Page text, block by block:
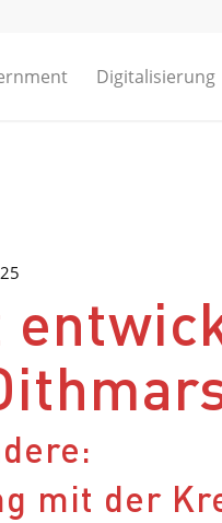
Digitalisierung
mit der